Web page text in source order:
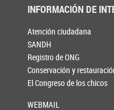
INFORMACIÓN DE
Atención ciudadana
SANDH
Registro de ONG
Conservación y
El Congreso de los chicos
WEBMAIL